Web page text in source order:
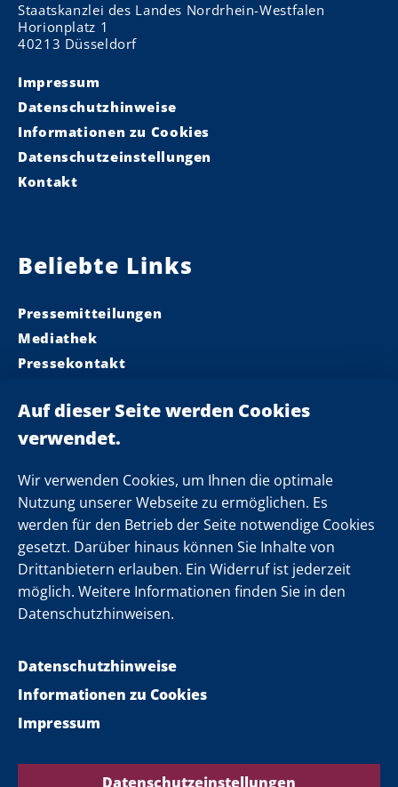
Wir verwenden Cookies, um Ihnen die optimale
Nutzung unserer Webseite zu ermöglichen. Es
werden für den Betrieb der Seite notwendige Cookies
gesetzt. Darüber hinaus können Sie Inhalte von
Drittanbietern erlauben. Ein Widerruf ist jederzeit
möglich. Weitere Informationen finden Sie in den
Datenschutzhinweisen.
Datenschutzhinweise
Impressum
Informationen zu Cookies
Datenschutzeinstellungen
Staatskanzlei des Landes Nordrhein-Westfalen
Horionplatz 1
40213 Düsseldorf
Impressum
Datenschutzhinweise
Informationen zu Cookies
Datenschutzeinstellungen
Kontakt
Beliebte Links
Pressemitteilungen
Mediathek
Pressekontakt
Landeskabinett
Einsamkeit
Folgen Sie uns